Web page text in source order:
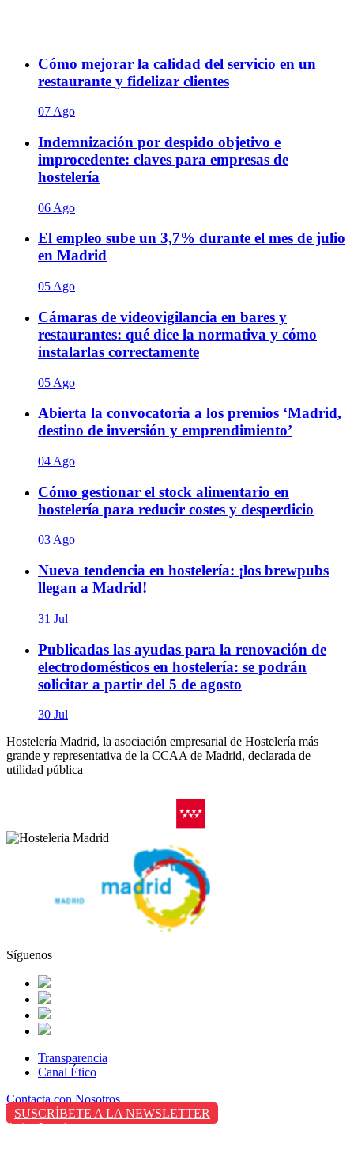
Cómo mejorar la calidad del servicio en un
restaurante y fidelizar clientes
07 Ago
Indemnización por despido objetivo e
improcedente: claves para empresas de
hostelería
06 Ago
El empleo sube un 3,7% durante el mes de julio
en Madrid
05 Ago
Cámaras de videovigilancia en bares y
restaurantes: qué dice la normativa y cómo
instalarlas correctamente
05 Ago
Abierta la convocatoria a los premios ‘Madrid,
destino de inversión y emprendimiento’
04 Ago
Cómo gestionar el stock alimentario en
hostelería para reducir costes y desperdicio
03 Ago
Nueva tendencia en hostelería: ¡los brewpubs
llegan a Madrid!
31 Jul
Publicadas las ayudas para la renovación de
electrodomésticos en hostelería: se podrán
solicitar a partir del 5 de agosto
30 Jul
Hostelería Madrid, la asociación empresarial de Hostelería más
grande y representativa de la CCAA de Madrid, declarada de
utilidad pública
Síguenos
Transparencia
Canal Ético
Contacta con Nosotros
SUSCRÍBETE A LA NEWSLETTER
Aviso Legal